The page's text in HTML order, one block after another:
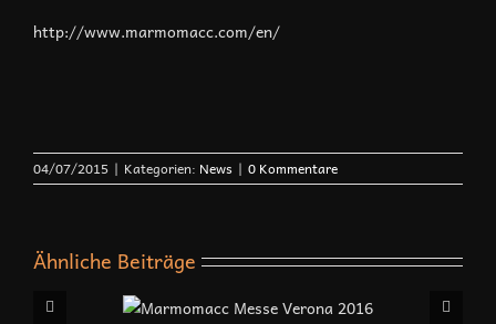
http://www.marmomacc.com/en/
04/07/2015 | Kategorien: News | 0 Kommentare
Ähnliche Beiträge